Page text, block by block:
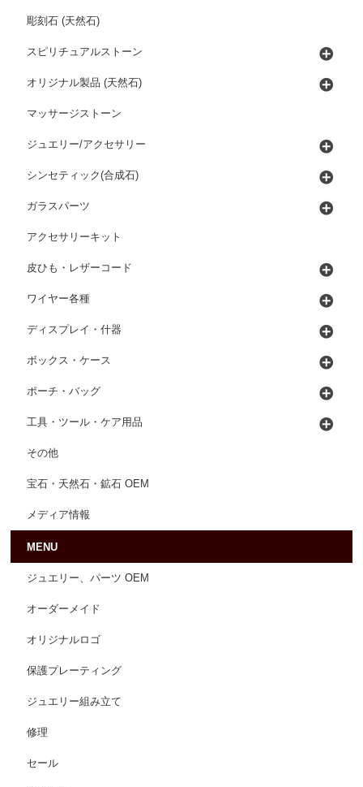
彫刻石 (天然石)
スピリチュアルストーン
オリジナル製品 (天然石)
マッサージストーン
ジュエリー/アクセサリー
シンセティック(合成石)
ガラスパーツ
アクセサリーキット
皮ひも・レザーコード
ワイヤー各種
ディスプレイ・什器
ボックス・ケース
ポーチ・バッグ
工具・ツール・ケア用品
その他
宝石・天然石・鉱石 OEM
メディア情報
MENU
ジュエリー、パーツ OEM
オーダーメイド
オリジナルロゴ
保護プレーティング
ジュエリー組み立て
修理
セール